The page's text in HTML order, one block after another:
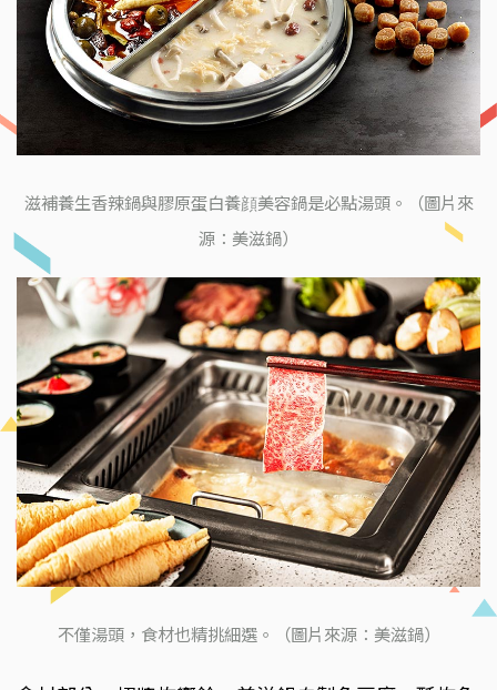
滋補養生香辣鍋與膠原蛋白養顔美容鍋是必點湯頭。（圖片來
源：美滋鍋）
不僅湯頭，食材也精挑細選。（圖片來源：美滋鍋）